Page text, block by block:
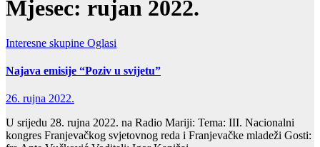
Mjesec: rujan 2022.
Interesne skupine Oglasi
Najava emisije “Poziv u svijetu”
26. rujna 2022.
U srijedu 28. rujna 2022. na Radio Mariji: Tema: III. Nacionalni
kongres Franjevačkog svjetovnog reda i Franjevačke mladeži Gosti: